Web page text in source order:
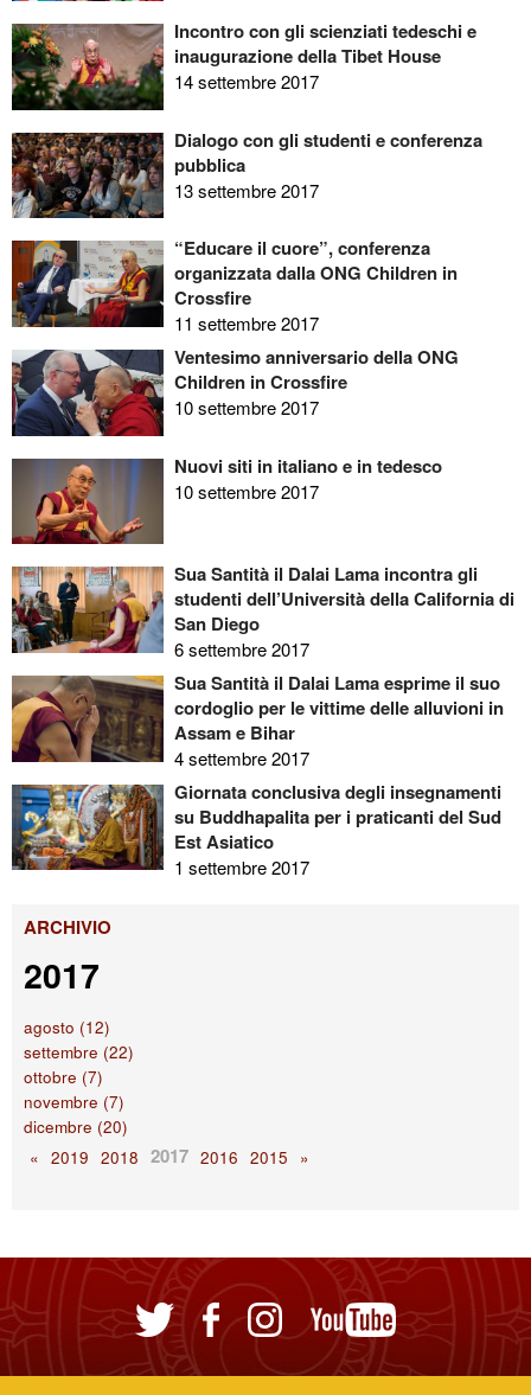
Incontro con gli scienziati tedeschi e
inaugurazione della Tibet House
14 settembre 2017
Dialogo con gli studenti e conferenza
pubblica
13 settembre 2017
“Educare il cuore”, conferenza
organizzata dalla ONG Children in
Crossfire
11 settembre 2017
Ventesimo anniversario della ONG
Children in Crossfire
10 settembre 2017
Nuovi siti in italiano e in tedesco
10 settembre 2017
Sua Santità il Dalai Lama incontra gli
studenti dell’Università della California di
San Diego
6 settembre 2017
Sua Santità il Dalai Lama esprime il suo
cordoglio per le vittime delle alluvioni in
Assam e Bihar
4 settembre 2017
Giornata conclusiva degli insegnamenti
su Buddhapalita per i praticanti del Sud
Est Asiatico
1 settembre 2017
ARCHIVIO
2017
agosto (12)
settembre (22)
ottobre (7)
novembre (7)
dicembre (20)
« 2019 2018 2017 2016 2015 »